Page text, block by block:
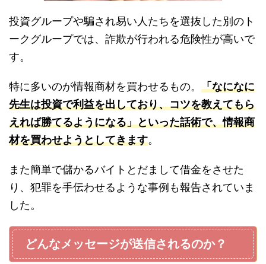
投資グループや騙され易い人たちを選抜した別のト
ークグループでは、詐欺が行われる危険性が高いで
す。
特に多いのが情報商材を買わせるもの。 「なになに
先生は投資で利益を出しており、コツを教えてもら
えれば勝てるようになる」といった話術で、情報商
材を買わせようとしてきます。
また簡単で儲かるバイトとだまして借金をさせた
り、犯罪を手伝わせるような事例も報告されていま
した。
どんなメッセージが送信されるのか？